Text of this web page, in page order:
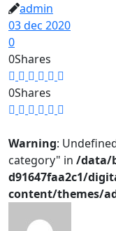
admin
03 dec 2020
0
0Shares
0Shares
Warning:
category" in /data/
d91647faa2c1/
content/themes/